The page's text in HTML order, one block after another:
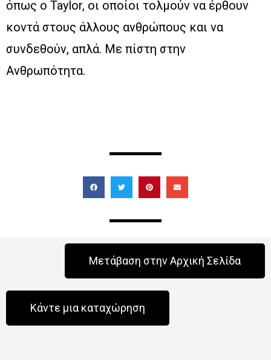
όπως ο Taylor, οι οποίοι τολμούν να έρθουν
κοντά στους άλλους ανθρώπους και να
συνδεθούν, απλά. Με πίστη στην
Ανθρωπότητα.
Μετάβαση στην Αρχική Σελίδα
Κάντε μια καταχώρηση